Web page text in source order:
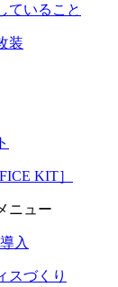
ていること
装
KIT］
ニュー
入
スづくり